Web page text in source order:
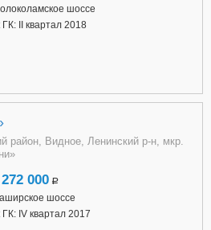
шоссе
II квартал 2018
район, Видное, Ленинский р-н, мкр.
000 a
шоссе
IV квартал 2017